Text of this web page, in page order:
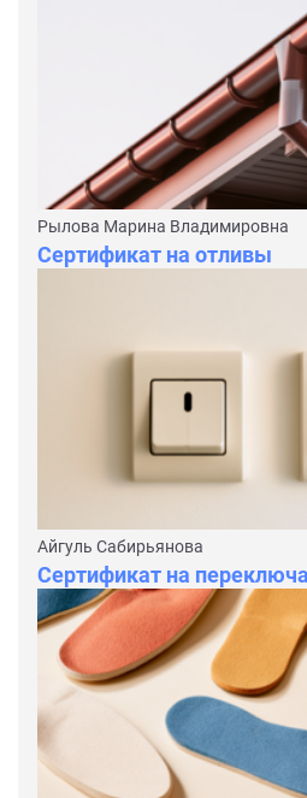
Рылова Марина Владимировна
Сертификат на отливы
Айгуль Сабирьянова
Сертификат на